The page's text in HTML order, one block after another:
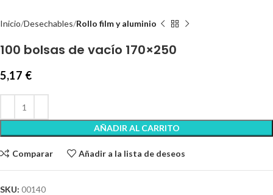
Inicio Desechables Rollo film y aluminio
100 bolsas de vacío 170×250
5,17 €
AÑADIR AL CARRITO
Comparar Añadir a la lista de deseos
SKU: 00140